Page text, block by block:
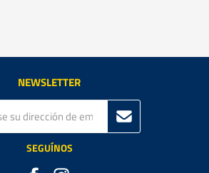
NEWSLETTER
SEGUÍNOS